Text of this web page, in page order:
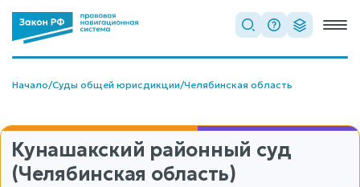
Начало/Суды общей юрисдикции/Челябинская область
Кунашакский районный суд
(Челябинская область)